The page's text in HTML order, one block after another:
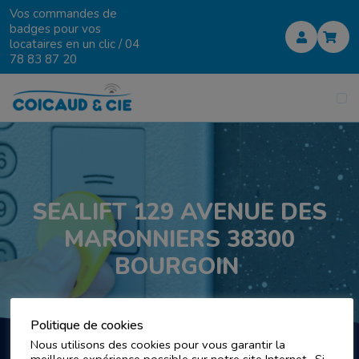
Vos commandes de
badges pour vos
locataires en un clic /04
78 83 87 20
SEALIFT 129 AVENUE DES
MARONNIERS 38300
BOURGOIN
Politique de cookies
Nous utilisons des cookies pour vous garantir la